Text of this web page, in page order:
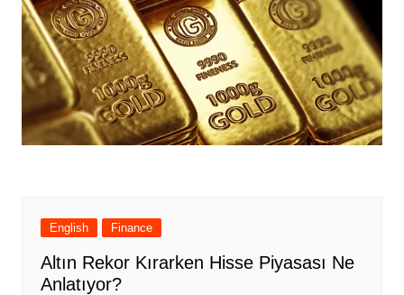
English Finance
Altın Rekor Kırarken Hisse Piyasası Ne
Anlatıyor?